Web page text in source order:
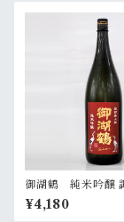
御湖鶴 純米吟醸
火入 1800ml
¥4,180